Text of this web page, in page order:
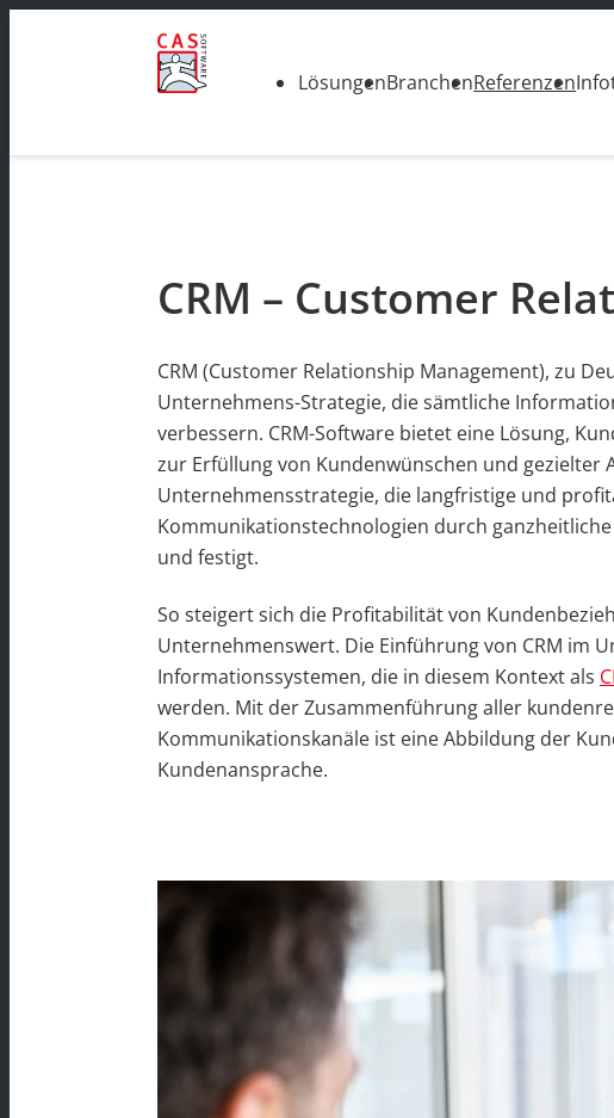
LösungenBranchenReferenzen
CRM – Customer
CRM (Customer Relationship Management), zu
Unternehmens-Strategie, die sämtliche
verbessern. CRM-Software bietet eine Lösung,
zur Erfüllung von Kundenwünschen und gezielter
Unternehmensstrategie, die langfristige und
Kommunikationstechnologien durch
und festigt.
So steigert sich die Profitabilität von
Unternehmenswert. Die Einführung von CRM im
Informationssystemen, die in diesem Kontext als
werden. Mit der Zusammenführung aller
Kommunikationskanäle ist eine Abbildung der
Kundenansprache.